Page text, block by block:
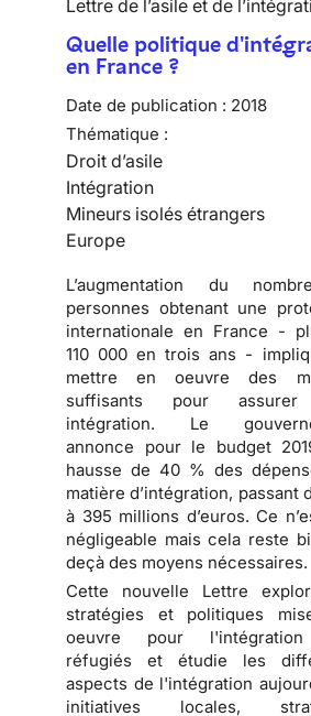
Lettre de l’asile et de
Quelle politique
en France ?
Date de publication : 2018
Thématique :
Droit d’asile
Intégration
Mineurs isolés étrangers
Europe
L’augmentation du
personnes obtenant une
internationale en France -
110 000 en trois ans -
mettre en oeuvre des
suffisants pour
intégration. Le
annonce pour le budget
hausse de 40 % des
matière d’intégration, passant
à 395 millions d’euros. Ce
négligeable mais cela reste
deçà des moyens nécessaires.
Cette nouvelle Lettre
stratégies et politiques
oeuvre pour
réfugiés et étudie les
aspects de l'intégration
initiatives locales,